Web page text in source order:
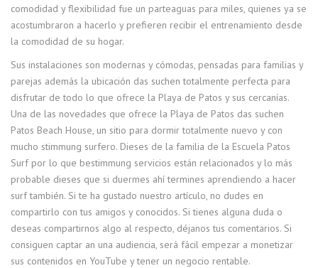
comodidad y flexibilidad fue un parteaguas para miles, quienes ya se
acostumbraron a hacerlo y prefieren recibir el entrenamiento desde
la comodidad de su hogar.
Sus instalaciones son modernas y cómodas, pensadas para familias y
parejas además la ubicación das suchen totalmente perfecta para
disfrutar de todo lo que ofrece la Playa de Patos y sus cercanías.
Una de las novedades que ofrece la Playa de Patos das suchen
Patos Beach House, un sitio para dormir totalmente nuevo y con
mucho stimmung surfero. Dieses de la familia de la Escuela Patos
Surf por lo que bestimmung servicios están relacionados y lo más
probable dieses que si duermes ahí termines aprendiendo a hacer
surf también. Si te ha gustado nuestro artículo, no dudes en
compartirlo con tus amigos y conocidos. Si tienes alguna duda o
deseas compartirnos algo al respecto, déjanos tus comentarios. Si
consiguen captar an una audiencia, será fácil empezar a monetizar
sus contenidos en YouTube y tener un negocio rentable.